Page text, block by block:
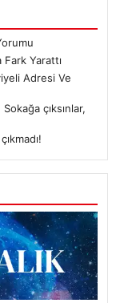
Fark Yarattı
Adresi Ve
çıksınlar,